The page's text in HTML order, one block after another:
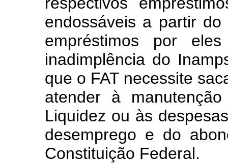
endossáveis a partir
empréstimos por
inadimplência do
que o FAT necessite
atender à
Liquidez ou às
desemprego e do
Constituição Federal.